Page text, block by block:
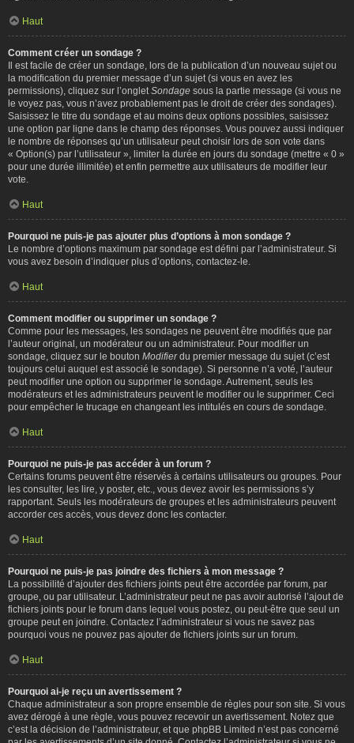
Haut
Comment créer un sondage ?
Il est facile de créer un sondage, lors de la publication d’un nouveau sujet ou
la modification du premier message d’un sujet (si vous en avez les
permissions), cliquez sur l’onglet Sondage sous la partie message (si vous ne
le voyez pas, vous n’avez probablement pas le droit de créer des sondages).
Saisissez le titre du sondage et au moins deux options possibles, saisissez
une option par ligne dans le champ des réponses. Vous pouvez aussi indiquer
le nombre de réponses qu’un utilisateur peut choisir lors de son vote dans
« Option(s) par l’utilisateur », limiter la durée en jours du sondage (mettre « 0 »
pour une durée illimitée) et enfin permettre aux utilisateurs de modifier leur
vote.
Haut
Pourquoi ne puis-je pas ajouter plus d’options à mon sondage ?
Le nombre d’options maximum par sondage est défini par l’administrateur. Si
vous avez besoin d’indiquer plus d’options, contactez-le.
Haut
Comment modifier ou supprimer un sondage ?
Comme pour les messages, les sondages ne peuvent être modifiés que par
l’auteur original, un modérateur ou un administrateur. Pour modifier un
sondage, cliquez sur le bouton Modifierdu premier message du sujet (c’est
toujours celui auquel est associé le sondage). Si personne n’a voté, l’auteur
peut modifier une option ou supprimer le sondage. Autrement, seuls les
modérateurs et les administrateurs peuvent le modifier ou le supprimer. Ceci
pour empêcher le trucage en changeant les intitulés en cours de sondage.
Haut
Pourquoi ne puis-je pas accéder à un forum ?
Certains forums peuvent être réservés à certains utilisateurs ou groupes. Pour
les consulter, les lire, y poster, etc., vous devez avoir les permissions s’y
rapportant. Seuls les modérateurs de groupes et les administrateurs peuvent
accorder ces accès, vous devez donc les contacter.
Haut
Pourquoi ne puis-je pas joindre des fichiers à mon message ?
La possibilité d’ajouter des fichiers joints peut être accordée par forum, par
groupe, ou par utilisateur. L’administrateur peut ne pas avoir autorisé l’ajout de
fichiers joints pour le forum dans lequel vous postez, ou peut-être que seul un
groupe peut en joindre. Contactez l’administrateur si vous ne savez pas
pourquoi vous ne pouvez pas ajouter de fichiers joints sur un forum.
Haut
Pourquoi ai-je reçu un avertissement ?
Chaque administrateur a son propre ensemble de règles pour son site. Si vous
avez dérogé à une règle, vous pouvez recevoir un avertissement. Notez que
c’est la décision de l’administrateur, et que phpBB Limited n’est pas concerné